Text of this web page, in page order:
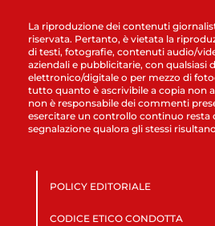
La riproduzione dei contenuti
riservata. Pertanto, è vietata la
di testi, fotografie, contenuti audio/
aziendali e pubblicitarie, con qualsiasi
elettronico/digitale o per mezzo di
tutto quanto è ascrivibile a copia non
non è responsabile dei commenti
esercitare un controllo continuo resta
segnalazione qualora gli stessi
POLICY EDITORIALE
CODICE ETICO CONDOTTA